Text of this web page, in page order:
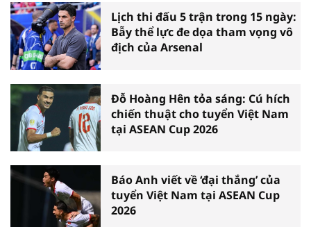
Lịch thi đấu 5 trận trong 15 ngày:
Bẫy thể lực đe dọa tham vọng vô
địch của Arsenal
Đỗ Hoàng Hên tỏa sáng: Cú hích
chiến thuật cho tuyển Việt Nam
tại ASEAN Cup 2026
Báo Anh viết về ‘đại thắng’ của
tuyển Việt Nam tại ASEAN Cup
2026